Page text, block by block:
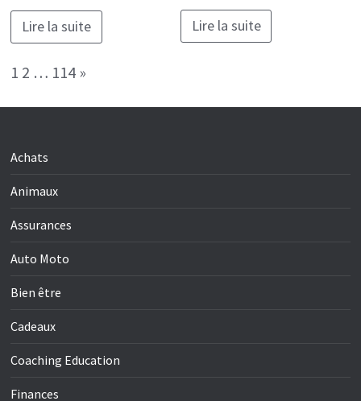
Lire la suite Lire la suite
Page:
1 2 … 114 Next
»
Achats
Animaux
Assurances
Auto Moto
Bien être
Cadeaux
Coaching Education
Finances